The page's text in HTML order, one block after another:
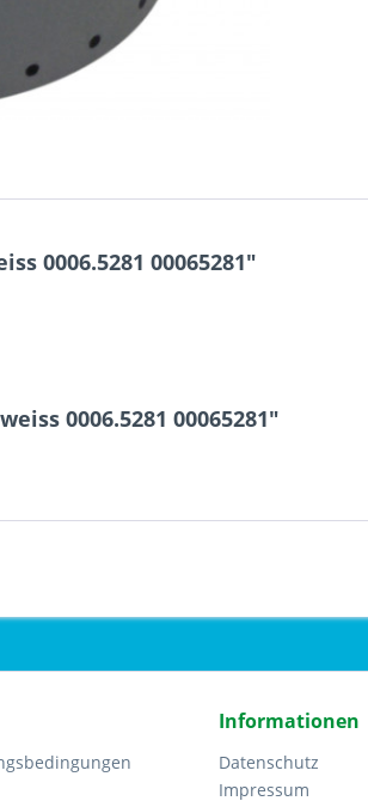
0006.5281 00065281"
0006.5281 00065281"
Informationen
Datenschutz
Impressum